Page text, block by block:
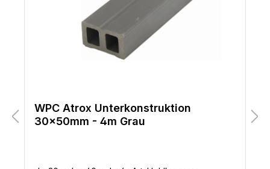
WPC Atrox Unterkonstruktion
30x50mm - 4m Grau